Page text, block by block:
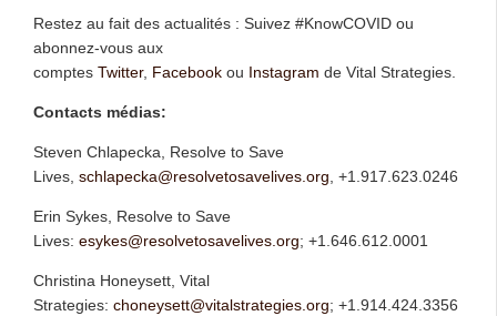
Restez au fait des actualités : Suivez #KnowCOVID ou
abonnez-vous aux
comptes Twitter, Facebook ou Instagram de Vital Strategies.
Contacts médias:
Steven Chlapecka, Resolve to Save
Lives, schlapecka@resolvetosavelives.org , +1.917.623.0246
Erin Sykes, Resolve to Save
Lives: esykes@resolvetosavelives.org; +1.646.612.0001
Christina Honeysett, Vital
Strategies: choneysett@vitalstrategies.org; +1.914.424.3356